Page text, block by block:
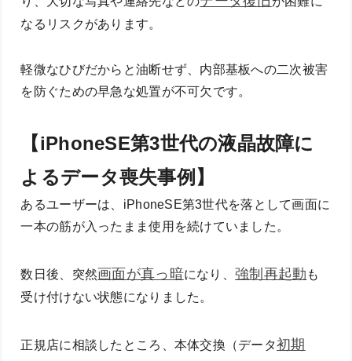
なるリスクがあります。
軽微なひびだからと油断せず、内部基板への二次被害
を防ぐための早急な処置が不可欠です。
【iPhoneSE第3世代の液晶故障に
よるデータ喪失事例】
あるユーザーは、iPhoneSE第3世代を落として画面に
一本の筋が入ったまま使用を続けていました。
数日後、突然画面が真っ暗になり、 強制再起動 も
受け付けない状態になりました。
正規店に相談したところ、本体交換（データ初期